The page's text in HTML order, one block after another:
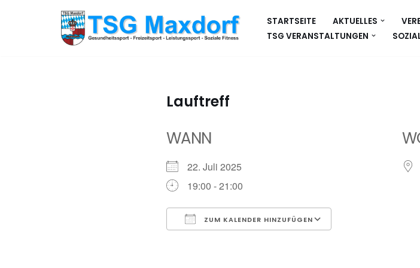
STARTSEITE AKTUELLES
TSG VERANSTALTUNGEN
Lauftreff
WANN
22. Juli 2025
19:00 - 21:00
ZUM KALENDER HINZUFÜGEN